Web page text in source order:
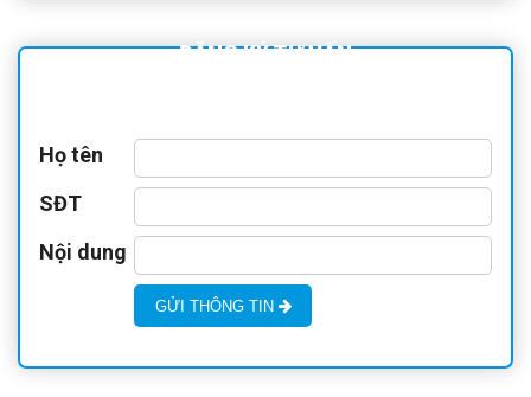
ĐĂNG KÝ TƯ VẤN
Họ tên
SĐT
Nội dung
GỬI THÔNG TIN